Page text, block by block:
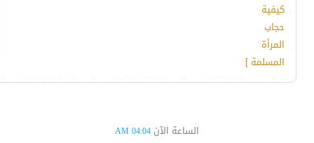
كيفية
حجاب
المرأة
المسلمة ]
الساعة الآن 04:04 AM